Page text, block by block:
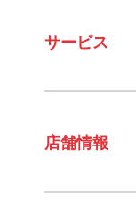
サービス
店舗情報